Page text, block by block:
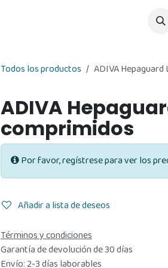
Todos los productos ADIVA
ADIVA
comprimidos
Por favor, regístrese para ver los
Añadir a lista de deseos
Términos y condiciones
Garantía de devolución de 30 días
Envío: 2-3 días laborables